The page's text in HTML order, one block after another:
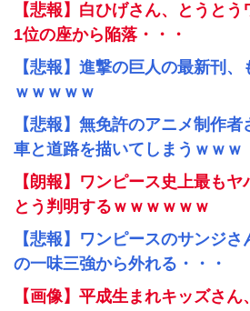
【悲報】白ひげさん、とうと
1位の座から陥落・・・
【悲報】進撃の巨人の最新刊
ｗｗｗｗｗ
【悲報】無免許のアニメ制作
車と道路を描いてしまうｗｗｗ
【朗報】ワンピース史上最も
とう判明するｗｗｗｗｗｗ
【悲報】ワンピースのサンジ
の一味三強から外れる・・・
【画像】平成生まれキッズさ